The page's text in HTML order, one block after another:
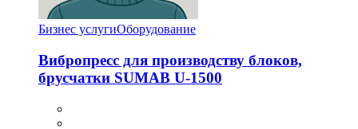
Бизнес услугиОборудование
Вибропресс для производству блоков,
брусчатки SUMAB U-1500